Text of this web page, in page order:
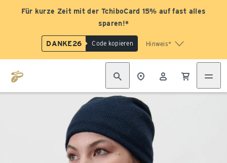
Für kurze Zeit mit der TchiboCard 15% auf fast alles
sparen!*
DANKE26 Code kopieren Hinweis*